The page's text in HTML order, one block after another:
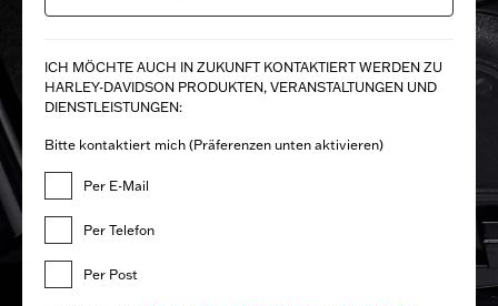
ICH MÖCHTE AUCH IN ZUKUNFT KONTAKTIERT WERDEN ZU
HARLEY-DAVIDSON PRODUKTEN, VERANSTALTUNGEN UND
DIENSTLEISTUNGEN:
Bitte kontaktiert mich (Präferenzen unten aktivieren)
Per E-Mail
Per Telefon
Per Post